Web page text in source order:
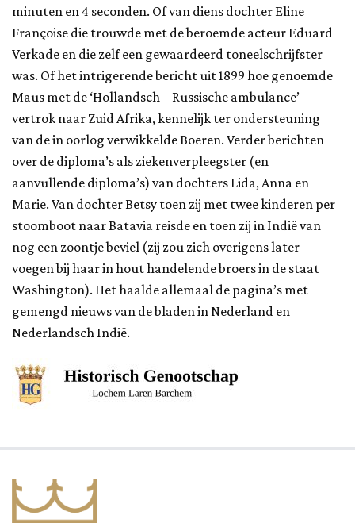
minuten en 4 seconden. Of van diens dochter Eline
Françoise die trouwde met de beroemde acteur Eduard
Verkade en die zelf een gewaardeerd toneelschrijfster
was. Of het intrigerende bericht uit 1899 hoe genoemde
Maus met de ‘Hollandsch – Russische ambulance’
vertrok naar Zuid Afrika, kennelijk ter ondersteuning
van de in oorlog verwikkelde Boeren. Verder berichten
over de diploma’s als ziekenverpleegster (en
aanvullende diploma’s) van dochters Lida, Anna en
Marie. Van dochter Betsy toen zij met twee kinderen per
stoomboot naar Batavia reisde en toen zij in Indië van
nog een zoontje beviel (zij zou zich overigens later
voegen bij haar in hout handelende broers in de staat
Washington). Het haalde allemaal de pagina’s met
gemengd nieuws van de bladen in Nederland en
Nederlandsch Indië.